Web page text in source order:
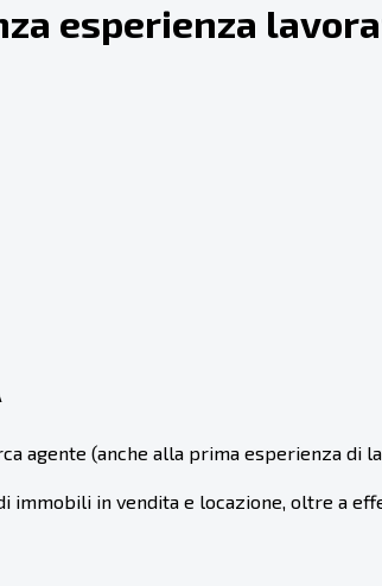
esperienza
agente (anche alla prima esperienza di
immobili in vendita e locazione, oltre a